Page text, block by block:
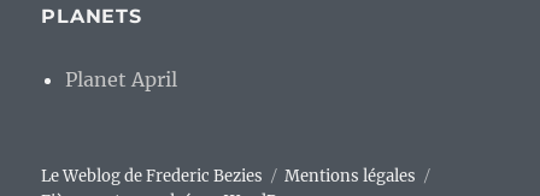
PLANETS
Planet April
Le Weblog de Frederic Bezies
Mentions légales